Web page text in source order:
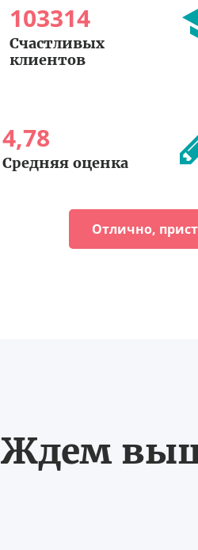
103314
Счастливых
клиентов
4,78
Средняя оценка
Отлично,
Ждем